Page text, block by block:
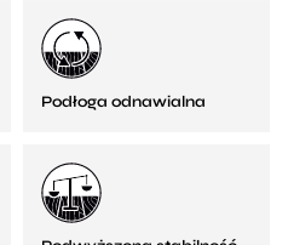
Podłoga odnawialna